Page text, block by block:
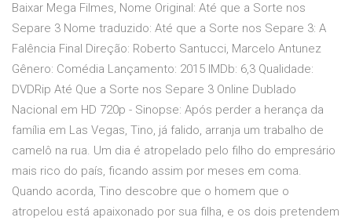
Baixar Mega Filmes, Nome Original: Até que a Sorte nos
Separe 3 Nome traduzido: Até que a Sorte nos Separe 3: A
Falência Final Direção: Roberto Santucci, Marcelo Antunez
Gênero: Comédia Lançamento: 2015 IMDb: 6,3 Qualidade:
DVDRip Até Que a Sorte nos Separe 3 Online Dublado
Nacional em HD 720p - Sinopse: Após perder a herança da
família em Las Vegas, Tino, já falido, arranja um trabalho de
camelô na rua. Um dia é atropelado pelo filho do empresário
mais rico do país, ficando assim por meses em coma.
Quando acorda, Tino descobre que o homem que o
atropelou está apaixonado por sua filha, e os dois pretendem